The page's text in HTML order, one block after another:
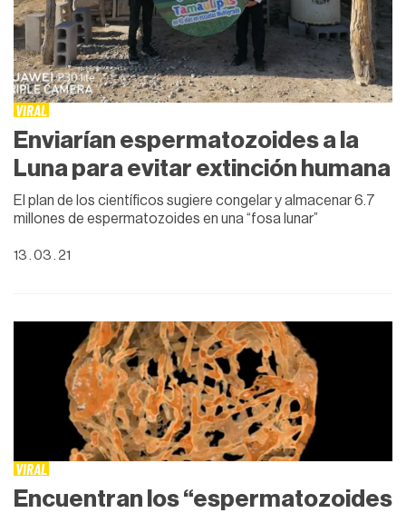
VIRAL
Enviarían espermatozoides a la
Luna para evitar extinción humana
El plan de los científicos sugiere congelar y almacenar 6.7
millones de espermatozoides en una “fosa lunar”
13 . 03 . 21
VIRAL
Encuentran los “espermatozoides